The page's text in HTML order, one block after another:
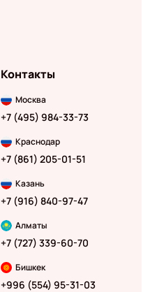
Контакты
Москва
+7 (495) 984-33-73
Краснодар
+7 (861) 205-01-51
Казань
+7 (916) 840-97-47
Алматы
+7 (727) 339-60-70
Бишкек
+996 (554) 95-31-03